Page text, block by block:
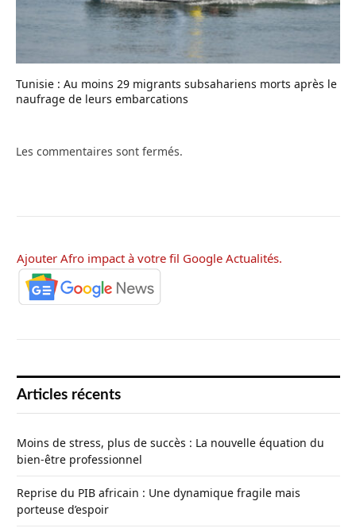
Tunisie : Au moins 29 migrants subsahariens morts après le
naufrage de leurs embarcations
Les commentaires sont fermés.
Ajouter Afro impact à votre fil Google Actualités.
Articles récents
Moins de stress, plus de succès : La nouvelle équation du
bien-être professionnel
Reprise du PIB africain : Une dynamique fragile mais
porteuse d’espoir